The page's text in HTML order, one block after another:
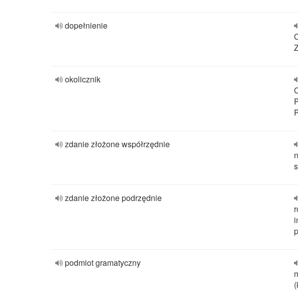
dopełnienie
okolicznik
zdanie złożone współrzędnie
zdanie złożone podrzędnie
podmiot gramatyczny